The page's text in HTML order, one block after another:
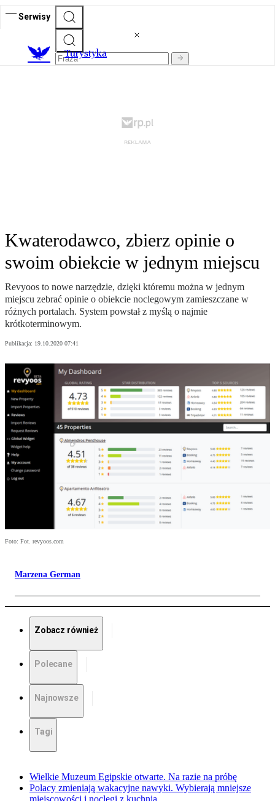
Serwisy
Turystyka
Kwaterodawco, zbierz opinie o
swoim obiekcie w jednym miejscu
Revyoos to nowe narzędzie, dzięki któremu można w jednym
miejscu zebrać opinie o obiekcie noclegowym zamieszczane w
różnych portalach. System powstał z myślą o najmie
krótkoterminowym.
Publikacja: 19.10.2020 07:41
Foto: Fot. revyoos.com
Marzena German
Zobacz również
Polecane
Najnowsze
Tagi
Wielkie Muzeum Egipskie otwarte. Na razie na próbę
Polacy zmieniają wakacyjne nawyki. Wybierają mniejsze
miejscowości i noclegi z kuchnią